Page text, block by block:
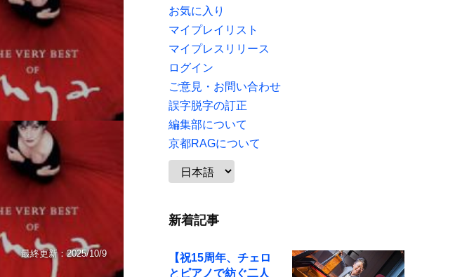
最終更新：2025/10/9
お気に入り
マイプレイリスト
マイプレスリリース
ログイン
ご意見・お問い合わせ
誤字脱字の訂正
編集部について
京都RAGについて
新着記事
【祝15周年、チェロ
とピアノで紡ぐ二人